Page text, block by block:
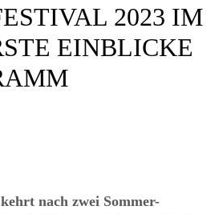
2023 IM
EINBLICKE
nach zwei Sommer-